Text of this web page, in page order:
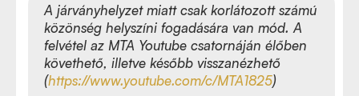
A járványhelyzet miatt csak korlátozott számú
közönség helyszíni fogadására van mód. A
felvétel az MTA Youtube csatornáján élőben
követhető, illetve később visszanézhető
(https://www.youtube.com/c/MTA1825)